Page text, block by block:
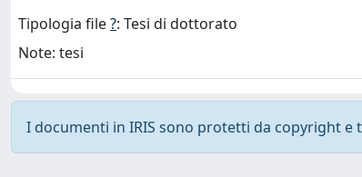
Tipologia file?: Tesi di dottorato
Note: tesi
I documenti in IRIS sono protetti da copyright